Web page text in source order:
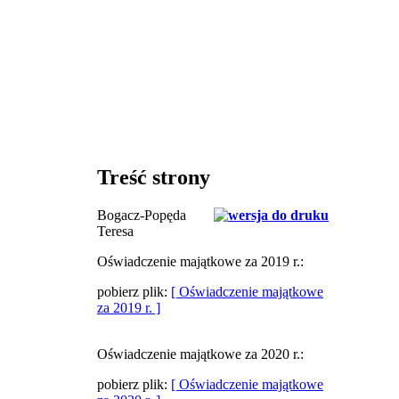
Treść strony
Bogacz-Popęda
Teresa
Oświadczenie majątkowe za 2019 r.:
pobierz plik: [ Oświadczenie majątkowe
za 2019 r. ]
Oświadczenie majątkowe za 2020 r.:
pobierz plik: [ Oświadczenie majątkowe